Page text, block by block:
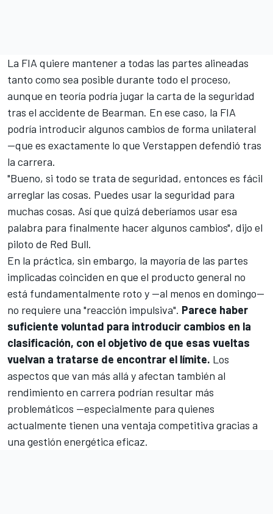
La FIA quiere mantener a todas las partes alineadas
tanto como sea posible durante todo el proceso,
aunque en teoría podría jugar la carta de la seguridad
tras el accidente de Bearman. En ese caso, la FIA
podría introducir algunos cambios de forma unilateral
—que es exactamente lo que Verstappen defendió tras
la carrera.
"Bueno, si todo se trata de seguridad, entonces es fácil
arreglar las cosas. Puedes usar la seguridad para
muchas cosas. Así que quizá deberíamos usar esa
palabra para finalmente hacer algunos cambios", dijo el
piloto de Red Bull.
En la práctica, sin embargo, la mayoría de las partes
implicadas coinciden en que el producto general no
está fundamentalmente roto y —al menos en domingo—
no requiere una "reacción impulsiva". Parece haber
suficiente voluntad para introducir cambios en la
clasificación, con el objetivo de que esas vueltas
vuelvan a tratarse de encontrar el límite. Los
aspectos que van más allá y afectan también al
rendimiento en carrera podrían resultar más
problemáticos —especialmente para quienes
actualmente tienen una ventaja competitiva gracias a
una gestión energética eficaz.